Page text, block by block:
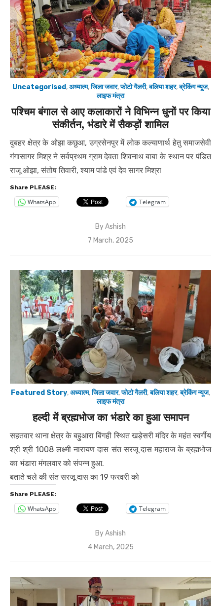
Uncategorised,अध्यात्म,जिला जवार,फोटो गैलरी,बलिया शहर,ब्रेकिंग न्यूज,
लाइफ मंत्रा
पश्चिम बंगाल से आए कलाकारों ने विभिन्न धुनों पर किया
संकीर्तन, भंडारे में सैकड़ों शामिल
दुबहर क्षेत्र के ओझा कछुआ, उग्रसेनपुर में लोक कल्याणार्थ हेतु समाजसेवी
गंगासागर मिश्र ने सर्वप्रथम ग्राम देवता शिवनाथ बाबा के स्थान पर पंडित
राजू ओझा, संतोष तिवारी, श्याम पांडे एवं देव सागर मिश्रा
Share PLEASE:
WhatsApp Telegram
ByAshish
Posted
7 March, 2025
Featured Story,अध्यात्म,जिला जवार,फोटो गैलरी,बलिया शहर,ब्रेकिंग न्यूज,
लाइफ मंत्रा
हल्दी में ब्रह्मभोज का भंडारे का हुआ समापन
सहतवार थाना क्षेत्र के बहुआरा बिंगही स्थित खड़ेसरी मंदिर के महंत स्वर्गीय
श्री श्री 1008 लक्ष्मी नारायण दास संत सरजू दास महाराज के ब्रह्मभोज
का भंडारा मंगलवार को संपन्न हुआ.
बताते चले की संत सरजू दास का 19 फरवरी को
Share PLEASE:
WhatsApp Telegram
ByAshish
Posted
4 March, 2025